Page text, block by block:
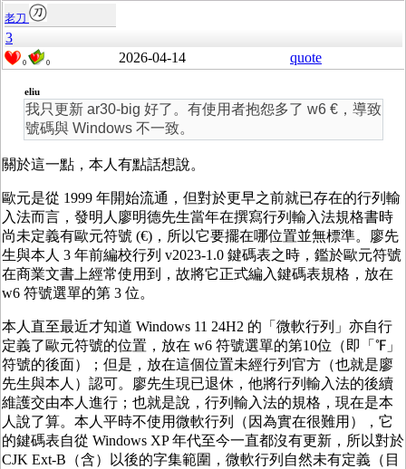
老刀
3
0 0 2026-04-14 quote
eliu
我只更新 ar30-big 好了。有使用者抱怨多了 w6 €，導致
號碼與 Windows 不一致。
關於這一點，本人有點話想說。
歐元是從 1999 年開始流通，但對於更早之前就已存在的行列輸
入法而言，發明人廖明德先生當年在撰寫行列輸入法規格書時
尚未定義有歐元符號 (€)，所以它要擺在哪位置並無標準。廖先
生與本人 3 年前編校行列 v2023-1.0 鍵碼表之時，鑑於歐元符號
在商業文書上經常使用到，故將它正式編入鍵碼表規格，放在
w6 符號選單的第 3 位。
本人直至最近才知道 Windows 11 24H2 的「微軟行列」亦自行
定義了歐元符號的位置，放在 w6 符號選單的第10位（即「℉」
符號的後面）；但是，放在這個位置未經行列官方（也就是廖
先生與本人）認可。廖先生現已退休，他將行列輸入法的後續
維護交由本人進行；也就是說，行列輸入法的規格，現在是本
人說了算。本人平時不使用微軟行列（因為實在很難用），它
的鍵碼表自從 Windows XP 年代至今一直都沒有更新，所以對於
CJK Ext-B（含）以後的字集範圍，微軟行列自然未有定義（目